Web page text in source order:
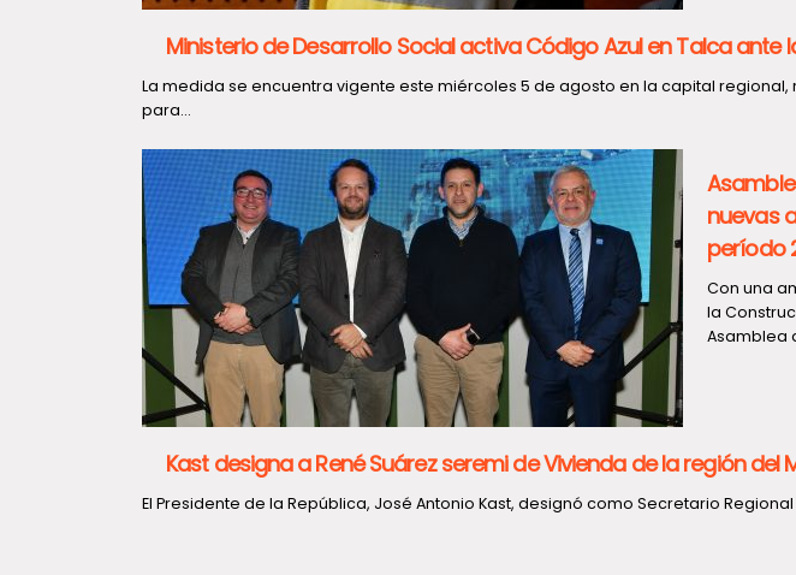
Ministerio de Desarrollo Social activa Código Azul en Talca
La medida se encuentra vigente este miércoles 5 de agosto en la capital
para...
nuevas
período
Con una
la
Asamblea
Kast designa a René Suárez seremi de Vivienda de la región del
El Presidente de la República, José Antonio Kast, designó como Secretario